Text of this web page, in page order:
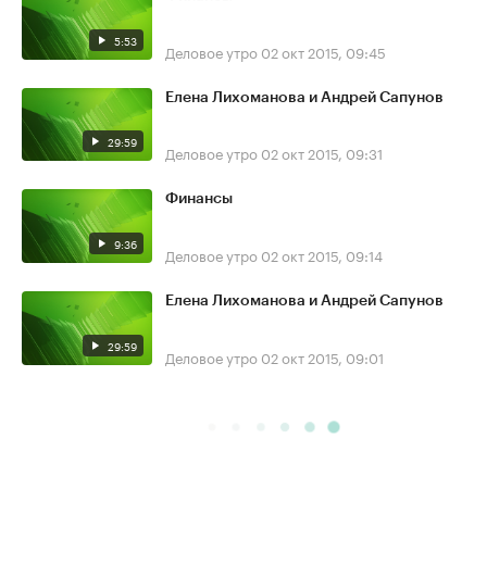
5:53 Деловое утро 02 окт 2015, 09:45
29:59
Елена Лихоманова и Андрей Сапунов
Деловое утро 02 окт 2015, 09:31
9:36
Финансы
Деловое утро 02 окт 2015, 09:14
29:59
Елена Лихоманова и Андрей Сапунов
Деловое утро 02 окт 2015, 09:01